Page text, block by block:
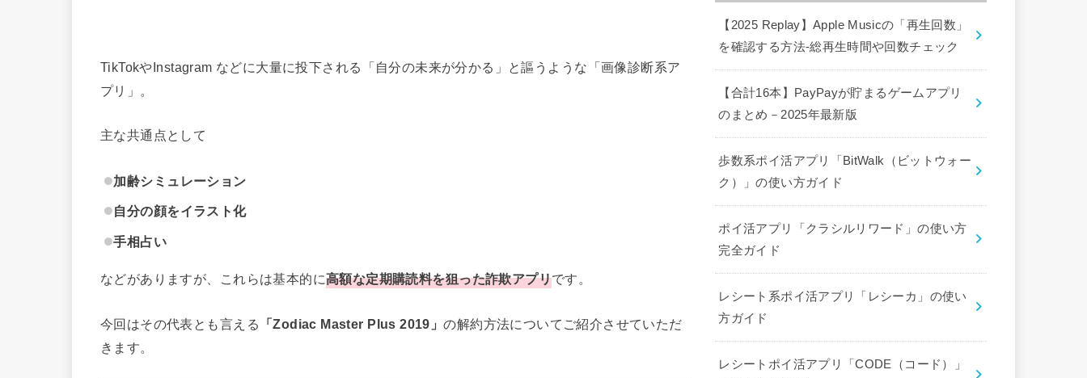
TikTokやInstagram などに大量に投下される「自分の未来が分かる」と謳うような「画像診断系ア
プリ」。
主な共通点として
加齢シミュレーション
自分の顔をイラスト化
手相占い
などがありますが、これらは基本的に高額な定期購読料を狙った詐欺アプリです。
今回はその代表とも言える 「Zodiac Master Plus 2019」の解約方法についてご紹介させていただ
きます。
【2025 Replay】Apple Musicの「再生回数」
を確認する方法-総再生時間や回数チェック
【合計16本】PayPayが貯まるゲームアプリ
のまとめ－2025年最新版
歩数系ポイ活アプリ「BitWalk（ビットウォー
ク）」の使い方ガイド
ポイ活アプリ「クラシルリワード」の使い方
完全ガイド
レシート系ポイ活アプリ「レシーカ」の使い
方ガイド
レシートポイ活アプリ「CODE（コード）」